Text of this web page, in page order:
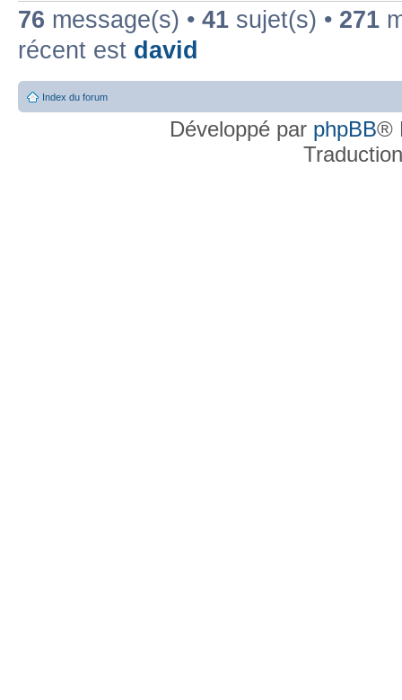
76 message(s) • 41 sujet(s) • 271
récent est david
Index du forum
Développé par phpBB®